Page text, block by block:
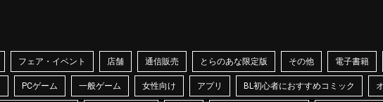
フェア・イベント 店舗 通信販売 とらのあな限定版 その他 電子書籍
PCゲーム 一般ゲーム 女性向け アプリ BL初心者におすすめコミック